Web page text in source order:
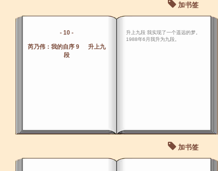
加书签
- 10 -
芮乃伟：我的自序 9 升上九
段
升上九段 我实现了一个遥远的梦。
1988年6月我升为九段。
加书签